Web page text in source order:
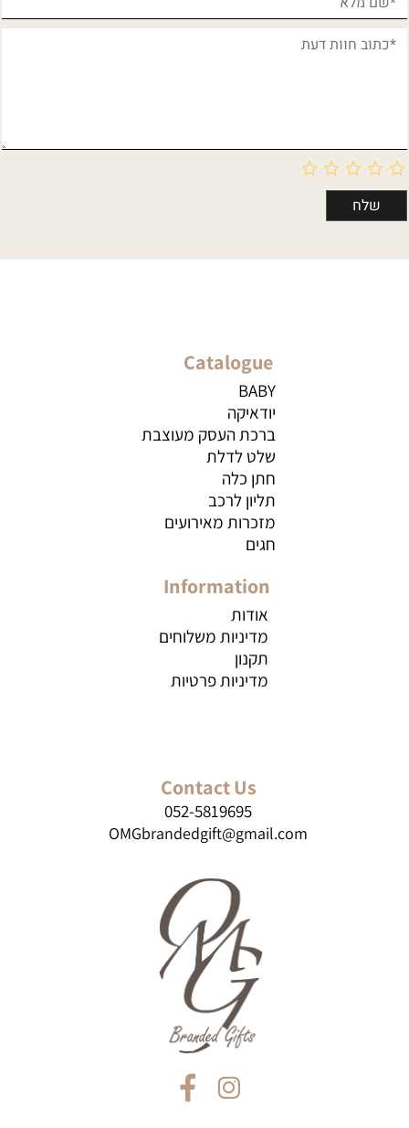
Catalogue
BABY
יודאיקה
ברכת העסק מעוצבת
שלט לדלת
חתן כלה
תליון לרכב
מזכרות מאירועים
חגים
Information
אודות
מדיניות משלוחים
תקנון
מדיניות פרטיות
Contact Us
052-5819695
OMGbrandedgift@gmail.com